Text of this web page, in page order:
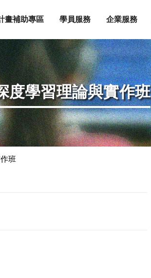
畫補助專區 學員服務 企業服務
度學習理論與實作班
班